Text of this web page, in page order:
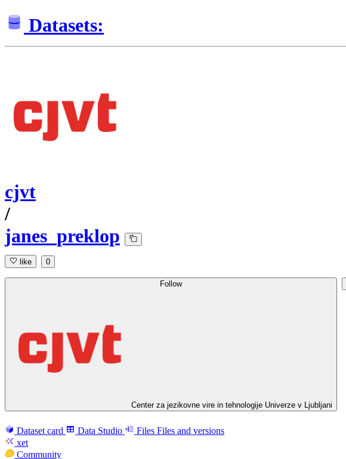
Datasets:
cjvt
/
janes_preklop
like 0
Follow
Center za jezikovne vire in tehnologije Univerze v Ljubljani
Dataset card Data Studio Files Files and versions
xet
Community